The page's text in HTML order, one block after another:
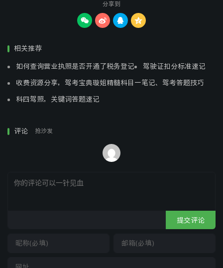
殷勤帐里付情郎。
春宵十咏
少年红粉共风流，锦帐春宵恋不休。兴魄罔知来宾馆，
脸红暗染胭脂汗，面白误污粉黛油。一倒一颠眠不得，
对垒牙床起战戈，两身合一暗推磨。菜花戏蝶吮花髓，
分享到
   
相关推荐
如何查询营业执照是否开通了税务登记 驾驶证扣分标准速记
收费资源分享，驾考宝典璇姐精髓科目一笔记、驾考答题技巧
科四驾照，关键词答题速记
评论 抢沙发
提交评论